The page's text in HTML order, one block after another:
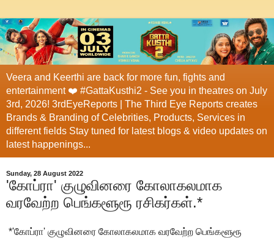
Veera and Keerthi are back for more fun, fights and
entertainment ❤️ #GattaKusthi2 - See you in theatres on July
3rd, 2026! 3rdEyeReports | The Third Eye Reports creates
Brands & Branding of Celebrities, Products, Services in
different fields Stay tuned for latest blogs & video updates on
latest happenings...
Sunday, 28 August 2022
'கோப்ரா' குழுவினரை கோலாகலமாக
வரவேற்ற பெங்களூரூ ரசிகர்கள்.*
*'கோப்ரா' குழுவினரை கோலாகலமாக வரவேற்ற பெங்களூரூ